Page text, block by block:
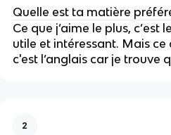
Quelle est ta matière
Ce que j’aime le plus, c’est
utile et intéressant. Mais ce
c'est l’anglais car je trouve
2